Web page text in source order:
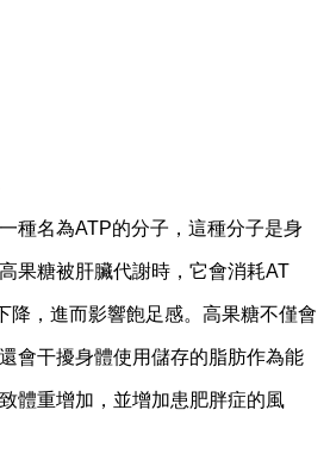
種名為ATP的分子，這種分子是身
果糖被肝臟代謝時，它會消耗AT
降，進而影響飽足感。高果糖不僅會
會干擾身體使用儲存的脂肪作為能
體重增加，並增加患肥胖症的風